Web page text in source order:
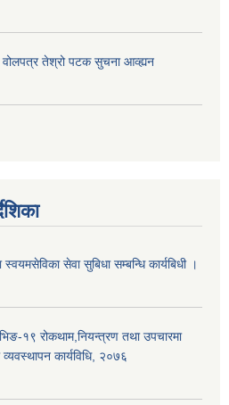
वोलपत्र तेश्रो पटक सुचना आव्ह्यन
सेवा सुबिधा सम्बन्धि कार्यबिधी ।
१९ रोकथाम,नियन्त्रण तथा उपचारमा
कार्यविधि, २०७६